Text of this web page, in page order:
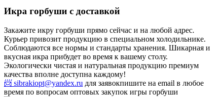
Икра горбуши с доставкой
Закажите икру горбуши прямо сейчас и на любой адрес.
Курьер привозит продукцию в специальном холодильнике.
Соблюдаются все нормы и стандарты хранения. Шикарная и
вкусная икра прибудет во время к вашему столу.
Экологически чистая и натуральная продукцию премиум
качества вполне доступна каждому!
📨 sibrakiopt@yandex.ru для заявокпишите на email в любое
время по вопросам оптовых закупок игры горбуши